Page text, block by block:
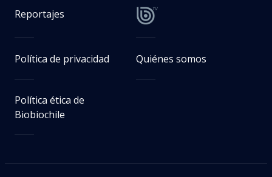
Reportajes
Política de privacidad Quiénes somos
Política ética de
Biobiochile